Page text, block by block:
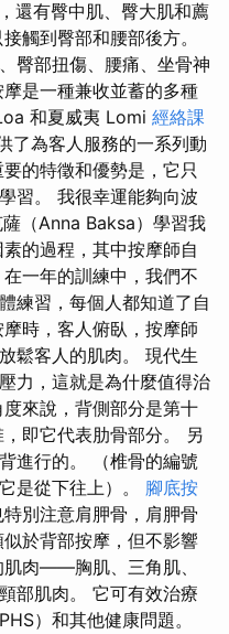
還有臀中肌、臀大肌和薦
觸到臀部和腰部後方。
臀部扭傷、腰痛、坐骨神
是一種兼收並蓄的多種
和夏威夷 Lomi 經絡課
了為客人服務的一系列動
的特徵和優勢是，它只
習。 我很幸運能夠向波
（Anna Baksa）學習我
的過程，其中按摩師自
一年的訓練中，我們不
練習，每個人都知道了自
時，客人俯臥，按摩師
鬆客人的肌肉。 現代生
力，這就是為什麼值得治
來說，背側部分是第十
即它代表肋骨部分。 另
進行的。 （椎骨的編號
是從下往上）。 腳底按
別注意肩胛骨，肩胛骨
於背部按摩，但不影響
肉——胸肌、三角肌、
部肌肉。 它可有效治療
）和其他健康問題。